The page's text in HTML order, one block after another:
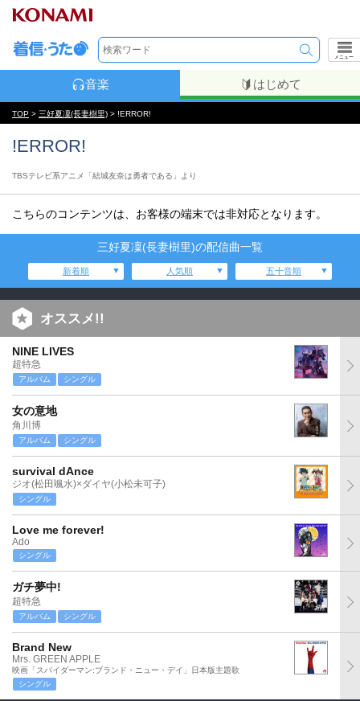
メニュー
音楽 はじめて
TOP > 三好夏凜(長妻樹里) > !ERROR!
!ERROR!
TBSテレビ系アニメ「結城友奈は勇者である」より
こちらのコンテンツは、お客様の端末では非対応となります。
三好夏凜(長妻樹里)の配信曲一覧
新着順 人気順 五十音順
オススメ!!
NINE LIVES
超特急
アルバム シングル
女の意地
角川博
アルバム シングル
survival dAnce
ジオ(松田颯水)×ダイヤ(小松未可子)
シングル
Love me forever!
Ado
シングル
ガチ夢中!
超特急
アルバム シングル
Brand New
Mrs. GREEN APPLE
映画「スパイダーマン:ブランド・ニュー・デイ」日本版主題歌
シングル